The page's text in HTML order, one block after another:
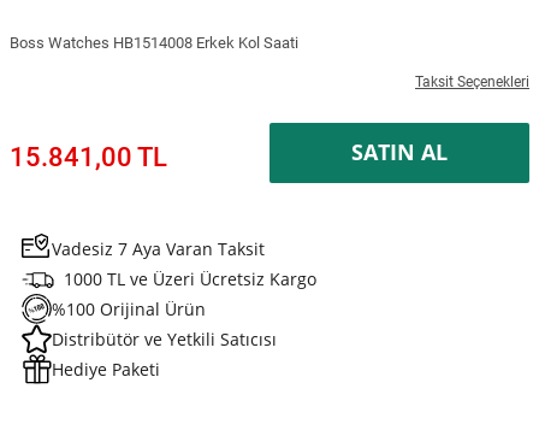
Boss Watches HB1514008 Erkek Kol Saati
Taksit Seçenekleri
15.841,00 TL SATIN AL
Vadesiz 7 Aya Varan Taksit
1000 TL ve Üzeri Ücretsiz Kargo
%100 Orijinal Ürün
Distribütör ve Yetkili Satıcısı
Hediye Paketi